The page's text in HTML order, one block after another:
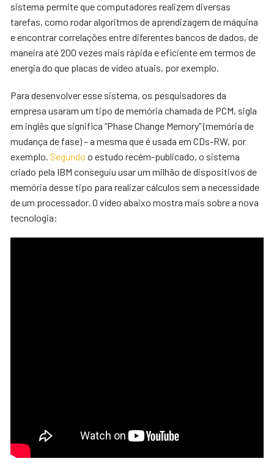
sistema permite que computadores realizem diversas
tarefas, como rodar algoritmos de aprendizagem de máquina
e encontrar correlações entre diferentes bancos de dados, de
maneira até 200 vezes mais rápida e eficiente em termos de
energia do que placas de vídeo atuais, por exemplo.
Para desenvolver esse sistema, os pesquisadores da
empresa usaram um tipo de memória chamada de PCM, sigla
em inglês que significa “Phase Change Memory” (memória de
mudança de fase) – a mesma que é usada em CDs-RW, por
exemplo. Segundoo estudo recém-publicado, o sistema
criado pela IBM conseguiu usar um milhão de dispositivos de
memória desse tipo para realizar cálculos sem a necessidade
de um processador. O vídeo abaixo mostra mais sobre a nova
tecnologia: